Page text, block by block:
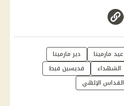
عيد مارمينا
دير مارمينا
الشهداء
قديسين قبط
القداس الإلهي